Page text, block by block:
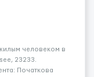
человеком в
23233.
Початкова